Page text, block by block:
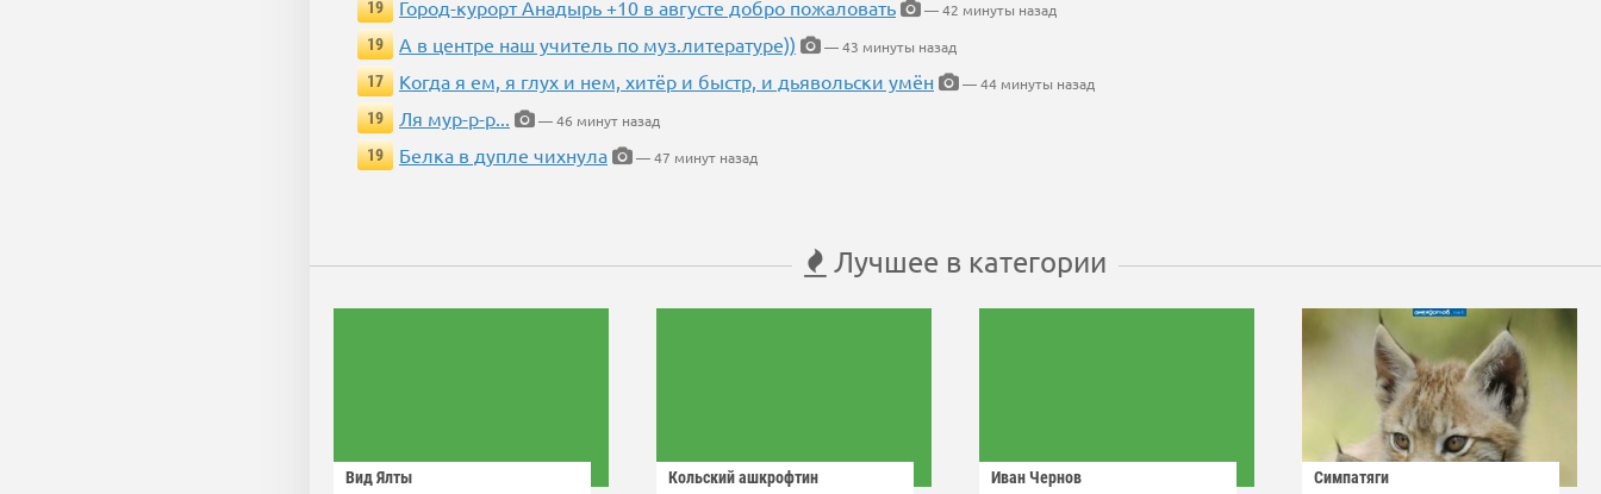
19
Город-курорт Анадырь +10 в августе добро пожаловать
— 42 минуты назад
19
А в центре наш учитель по муз.литературе))
— 43 минуты назад
17
Когда я ем, я глух и нем, хитёр и быстр, и дьявольски умён
— 44 минуты назад
19
Ля мур-р-р...
— 46 минут назад
19
Белка в дупле чихнула — 47 минут назад
Лучшее в категории
Вид Ялты Кольский ашкрофтин Иван Чернов Симпатяги